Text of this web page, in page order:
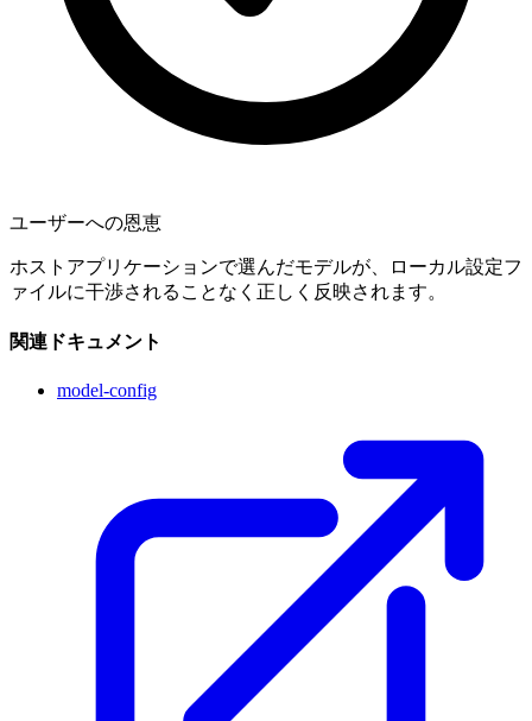
ユーザーへの恩恵
ホストアプリケーションで選んだモデルが、ローカル設定フ
ァイルに干渉されることなく正しく反映されます。
関連ドキュメント
model-config